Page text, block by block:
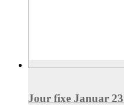
Jour fixe Januar